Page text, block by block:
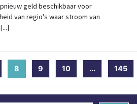
geld beschikbaar voor
van regio’s waar stroom van
8 (current)
9 10 ... 145